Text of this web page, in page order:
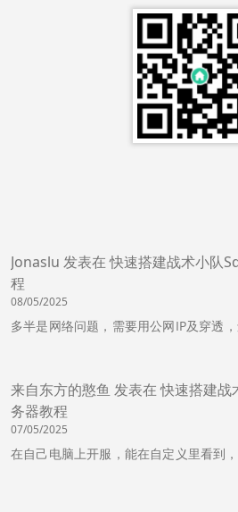
Jonaslu 发表在快速搭建战术小队
程
08/05/2025
多半是网络问题，需要用公网IP及穿透
来自东方的憨鱼发表在快速搭建战
务器教程
07/05/2025
在自己电脑上开服，能在自定义里看到